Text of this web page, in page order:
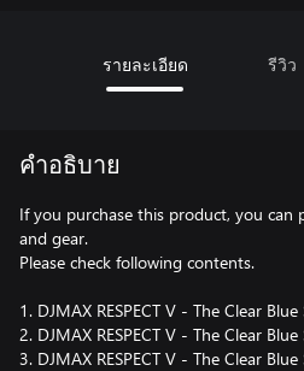
รายละเอียด รีวิว
คำอธิบาย
If you purchase this product, you can
and gear.
Please check following contents.
1. DJMAX RESPECT V - The Clear Blue
2. DJMAX RESPECT V - The Clear
3. DJMAX RESPECT V - The Clear Blue